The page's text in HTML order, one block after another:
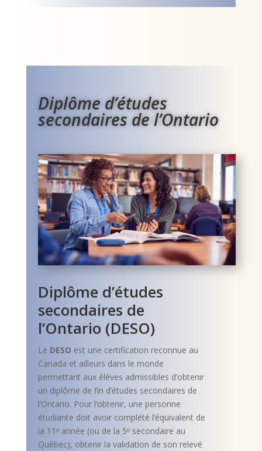
Diplôme d’études
secondaires de l’Ontario
Diplôme d’études
secondaires de
l’Ontario (DESO)
Le DESO est une certification reconnue au
Canada et ailleurs dans le monde
permettant aux élèves admissibles d’obtenir
un diplôme de fin d’études secondaires de
l’Ontario. Pour l’obtenir, une personne
étudiante doit avoir complété l’équivalent de
la 11ᵉ année (ou de la 5ᵉ secondaire au
Québec), obtenir la validation de son relevé